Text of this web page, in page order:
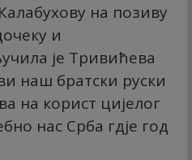
на позиву
и
је Тривићева
наш братски руски
на корист цијелог
нас Срба гдје год